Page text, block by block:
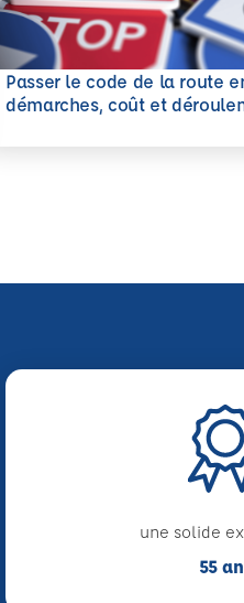
Passer le code de la route
démarches, coût et
savoir plus
une solide
55